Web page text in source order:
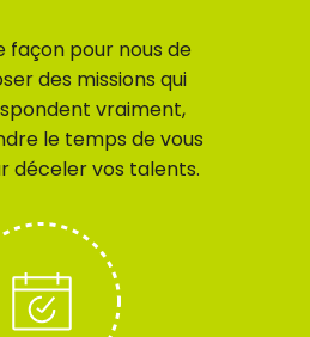
façon pour nous de
des missions qui
vraiment,
le temps de vous
déceler vos talents.